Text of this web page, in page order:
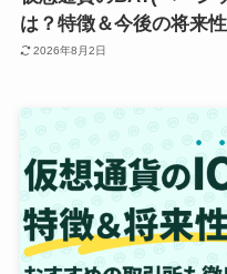
は？特徴＆今後の将来
2026年8月2日